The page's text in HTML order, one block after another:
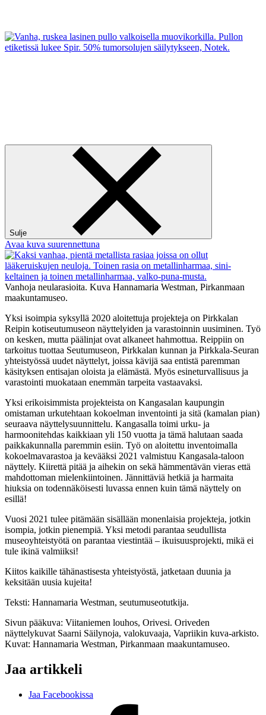
Sulje
Avaa kuva suurennettuna
Vanhoja neularasioita. Kuva Hannamaria Westman, Pirkanmaan
maakuntamuseo.
Yksi isoimpia syksyllä 2020 aloitettuja projekteja on Pirkkalan
Reipin kotiseutumuseon näyttelyiden ja varastoinnin uusiminen. Työ
on kesken, mutta päälinjat ovat alkaneet hahmottua. Reippiin on
tarkoitus tuottaa Seutumuseon, Pirkkalan kunnan ja Pirkkala-Seuran
yhteistyössä uudet näyttelyt, joissa kävijä saa entistä paremman
käsityksen entisajan oloista ja elämästä. Myös esineturvallisuus ja
varastointi muokataan enemmän tarpeita vastaavaksi.
Yksi erikoisimmista projekteista on Kangasalan kaupungin
omistaman urkutehtaan kokoelman inventointi ja sitä (kamalan pian)
seuraava näyttelysuunnittelu. Kangasalla toimi urku- ja
harmoonitehdas kaikkiaan yli 150 vuotta ja tämä halutaan saada
paikkakunnalla paremmin esiin. Työ on aloitettu inventoimalla
kokoelmavarastoa ja kevääksi 2021 valmistuu Kangasala-taloon
näyttely. Kiirettä pitää ja aihekin on sekä hämmentävän vieras että
mahdottoman mielenkiintoinen. Jännittäviä hetkiä ja harmaita
hiuksia on todennäköisesti luvassa ennen kuin tämä näyttely on
esillä!
Vuosi 2021 tulee pitämään sisällään monenlaisia projekteja, jotkin
isompia, jotkin pienempiä. Yksi metodi parantaa seudullista
museoyhteistyötä on parantaa viestintää – ikuisuusprojekti, mikä ei
tule ikinä valmiiksi!
Kiitos kaikille tähänastisesta yhteistyöstä, jatketaan duunia ja
keksitään uusia kujeita!
Teksti: Hannamaria Westman, seutumuseotutkija.
Sivun pääkuva: Viitaniemen louhos, Orivesi. Oriveden
näyttelykuvat Saarni Säilynoja, valokuvaaja, Vapriikin kuva-arkisto.
Kuvat: Hannamaria Westman, Pirkanmaan maakuntamuseo.
Jaa artikkeli
Jaa Facebookissa